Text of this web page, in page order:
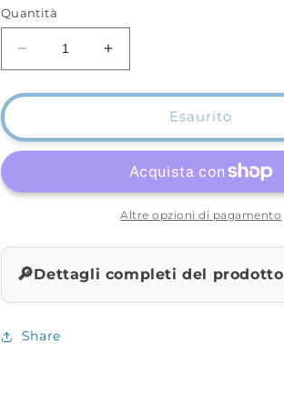
Quantità
Diminuisci
quantità
per
Lead
con
Clip
Aumenta
quantità
per
con
Bait
Clip
Esaurito
Altre opzioni di pagamento
🔎Dettagli completi del prodotto
Share